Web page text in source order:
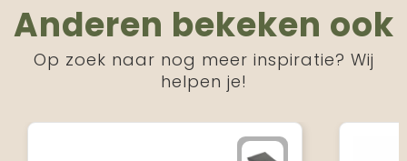
Anderen bekeken ook
Op zoek naar nog meer inspiratie? Wij
helpen je!